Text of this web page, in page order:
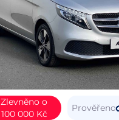
Zlevněno o
100 000 Kč
Prověřeno